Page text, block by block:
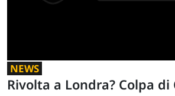
NEWS
Rivolta a Londra? Colpa di